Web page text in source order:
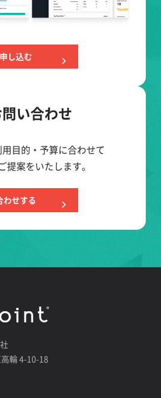
し込む
い合わせ
目的・予算に合わせて
提案をいたします。
わせする
輪 4-10-18